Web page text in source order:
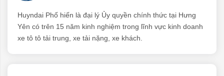
Huyndai Phố hiến là đại lý Ủy quyền chính thức tại Hưng
Yên có trên 15 năm kinh nghiệm trong lĩnh vực kinh doanh
xe tô tô tải trung, xe tải nặng, xe khách.